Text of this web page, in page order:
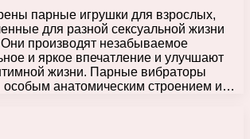
парные игрушки для взрослых,
для разной сексуальной жизни
производят незабываемое
и яркое впечатление и улучшают
жизни. Парные вибраторы
особым анатомическим строением и…